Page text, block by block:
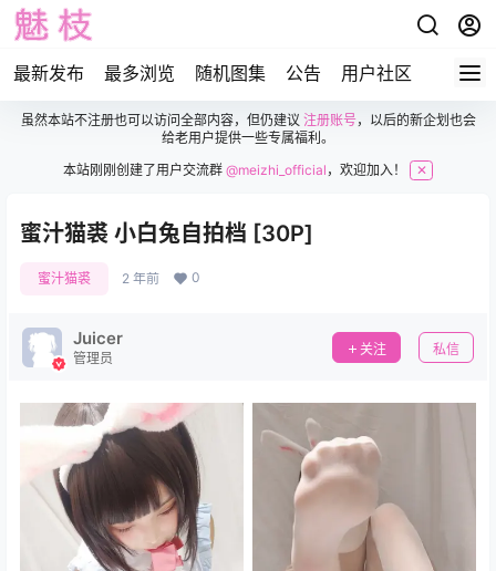
最新发布 最多浏览 随机图集 公告 用户社区
虽然本站不注册也可以访问全部内容，但仍建议 注册账号，以后的新企划也会
给老用户提供一些专属福利。
本站刚刚创建了用户交流群@meizhi_official ，欢迎加入！ ✕
蜜汁猫裘 小白兔自拍档 [30P]
蜜汁猫裘 2 年前 0
Juicer
管理员
关注 私信